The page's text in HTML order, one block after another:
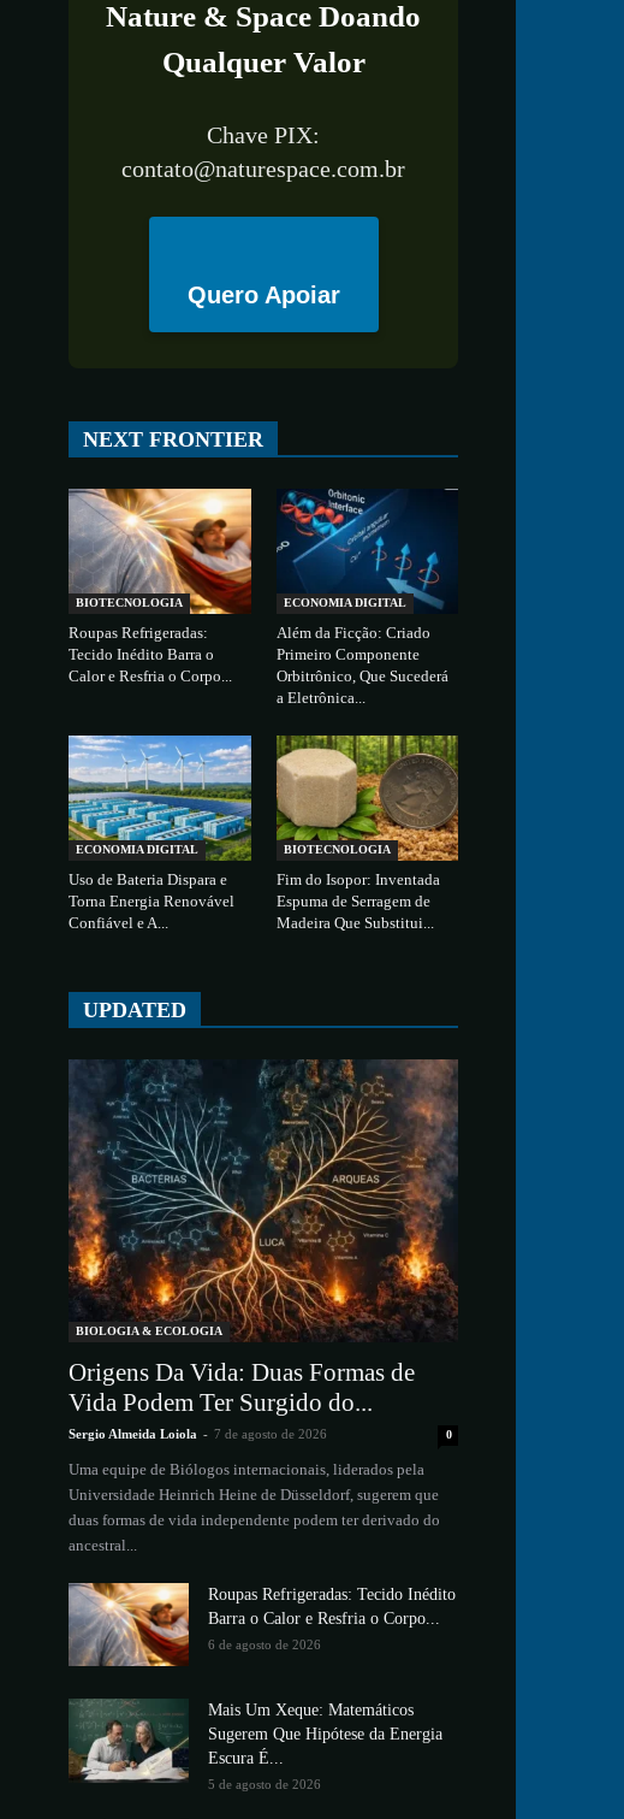
Nature & Space Doando
Qualquer Valor
Chave PIX:
contato@naturespace.com.br
Quero Apoiar
NEXT FRONTIER
BIOTECNOLOGIA
Roupas Refrigeradas:
Tecido Inédito Barra o
Calor e Resfria o Corpo...
ECONOMIA DIGITAL
Além da Ficção: Criado
Primeiro Componente
Orbitrônico, Que Sucederá
a Eletrônica...
ECONOMIA DIGITAL
Uso de Bateria Dispara e
Torna Energia Renovável
Confiável e A...
BIOTECNOLOGIA
Fim do Isopor: Inventada
Espuma de Serragem de
Madeira Que Substitui...
UPDATED
BIOLOGIA & ECOLOGIA
Origens Da Vida: Duas Formas de
Vida Podem Ter Surgido do...
Sergio Almeida Loiola - 7 de agosto de 2026 0
Uma equipe de Biólogos internacionais, liderados pela
Universidade Heinrich Heine de Düsseldorf, sugerem que
duas formas de vida independente podem ter derivado do
ancestral...
Roupas Refrigeradas: Tecido Inédito
Barra o Calor e Resfria o Corpo...
6 de agosto de 2026
Mais Um Xeque: Matemáticos
Sugerem Que Hipótese da Energia
Escura É...
5 de agosto de 2026